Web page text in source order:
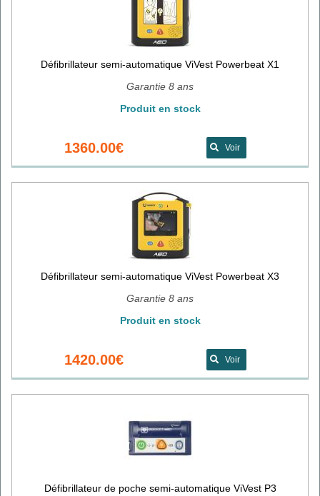
Défibrillateur semi-automatique ViVest Powerbeat X1
Garantie 8 ans
Produit en stock
1360.00€ Voir
Défibrillateur semi-automatique ViVest Powerbeat X3
Garantie 8 ans
Produit en stock
1420.00€ Voir
Défibrillateur de poche semi-automatique ViVest P3